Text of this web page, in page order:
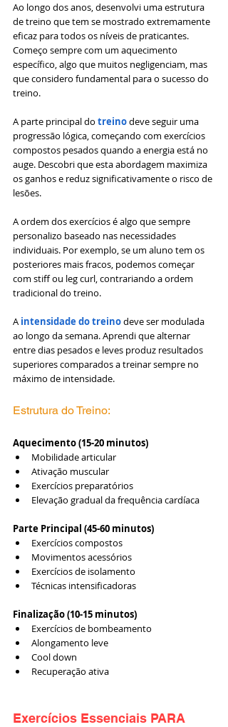
Ao longo dos anos, desenvolvi uma estrutura
de treino que tem se mostrado extremamente
eficaz para todos os níveis de praticantes.
Começo sempre com um aquecimento
específico, algo que muitos negligenciam, mas
que considero fundamental para o sucesso do
treino.
A parte principal do treino deve seguir uma
progressão lógica, começando com exercícios
compostos pesados quando a energia está no
auge. Descobri que esta abordagem maximiza
os ganhos e reduz significativamente o risco de
lesões.
A ordem dos exercícios é algo que sempre
personalizo baseado nas necessidades
individuais. Por exemplo, se um aluno tem os
posteriores mais fracos, podemos começar
com stiff ou leg curl, contrariando a ordem
tradicional do treino.
A intensidade do treino deve ser modulada
ao longo da semana. Aprendi que alternar
entre dias pesados e leves produz resultados
superiores comparados a treinar sempre no
máximo de intensidade.
Estrutura do Treino:
Aquecimento (15-20 minutos)
Mobilidade articular
Ativação muscular
Exercícios preparatórios
Elevação gradual da frequência cardíaca
Parte Principal (45-60 minutos)
Exercícios compostos
Movimentos acessórios
Exercícios de isolamento
Técnicas intensificadoras
Finalização (10-15 minutos)
Exercícios de bombeamento
Alongamento leve
Cool down
Recuperação ativa
Exercícios Essenciais PARA